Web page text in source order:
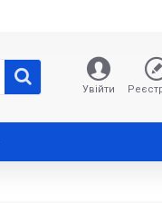
Увійти